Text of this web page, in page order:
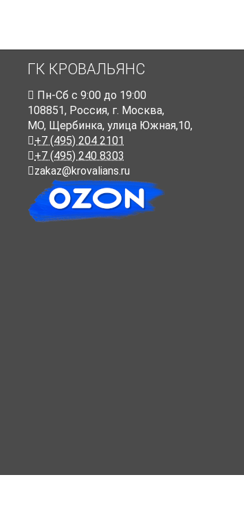
ГК КРОВАЛЬЯНС
Пн-Cб с 9:00 до 19:00
108851, Россия, г. Москва,
МО, Щербинка, улица Южная,10,
+7 (495) 204 2101
+7 (495) 240 8303
zakaz@krovalians.ru